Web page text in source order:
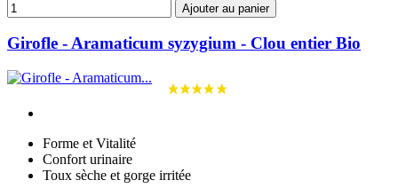
Ajouter au panier
Girofle - Aramaticum syzygium - Clou entier Bio
Forme et Vitalité
Confort urinaire
Toux sèche et gorge irritée